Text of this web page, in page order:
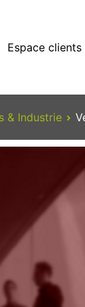
Espace clients
& Industrie